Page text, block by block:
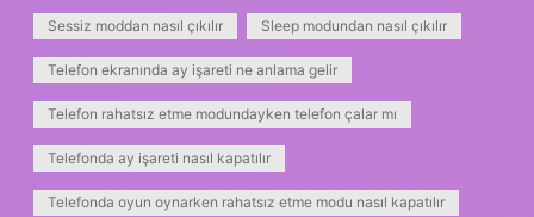
Sessiz moddan nasıl çıkılır Sleep modundan nasıl çıkılır
Telefon ekranında ay işareti ne anlama gelir
Telefon rahatsız etme modundayken telefon çalar mı
Telefonda ay işareti nasıl kapatılır
Telefonda oyun oynarken rahatsız etme modu nasıl kapatılır